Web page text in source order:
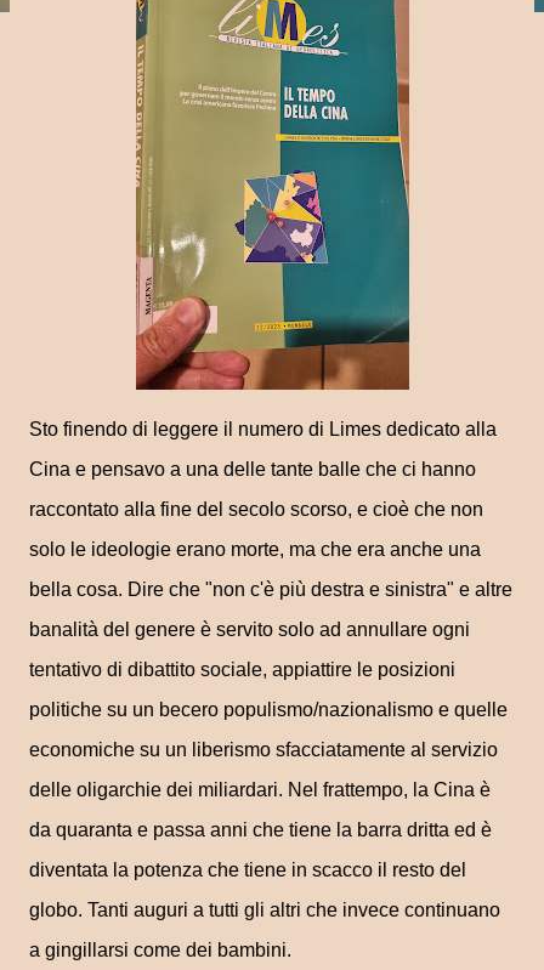
Sto finendo di leggere il numero di Limes dedicato alla
Cina e pensavo a una delle tante balle che ci hanno
raccontato alla fine del secolo scorso, e cioè che non
solo le ideologie erano morte, ma che era anche una
bella cosa. Dire che "non c'è più destra e sinistra" e altre
banalità del genere è servito solo ad annullare ogni
tentativo di dibattito sociale, appiattire le posizioni
politiche su un becero populismo/nazionalismo e quelle
economiche su un liberismo sfacciatamente al servizio
delle oligarchie dei miliardari. Nel frattempo, la Cina è
da quaranta e passa anni che tiene la barra dritta ed è
diventata la potenza che tiene in scacco il resto del
globo. Tanti auguri a tutti gli altri che invece continuano
a gingillarsi come dei bambini.